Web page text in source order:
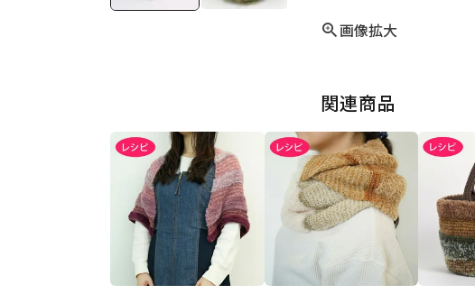
画像拡大
関連商品